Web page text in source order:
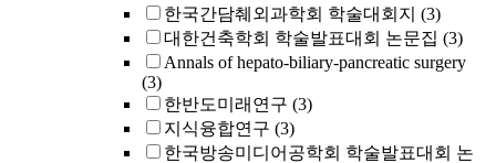
한국간담췌외과학회 학술대회지 (3)
대한건축학회 학술발표대회 논문집 (3)
Annals of hepato-biliary-pancreatic surgery
(3)
한반도미래연구 (3)
지식융합연구 (3)
한국방송미디어공학회 학술발표대회 논